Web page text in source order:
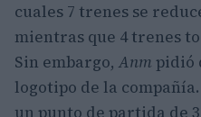
cuales 7 trenes se
mientras que 4 trenes
Sin embargo, Anm pidió
logotipo de la